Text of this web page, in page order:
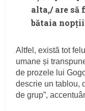
alta,/ are să
bătaia
Altfel, există tot
umane și
de prozele lui
descrie un tablou,
de grup”,